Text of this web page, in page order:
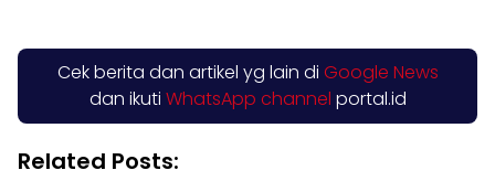
Cek berita dan artikel yg lain di Google News
dan ikuti WhatsApp channel portal.id
Related Posts: